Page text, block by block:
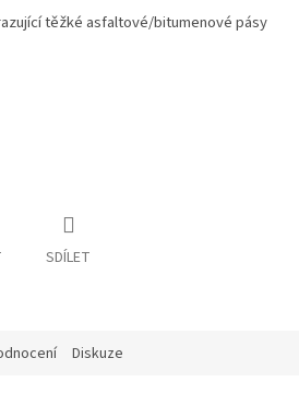
těžké asfaltové/bitumenové pásy
SDÍLET
Diskuze